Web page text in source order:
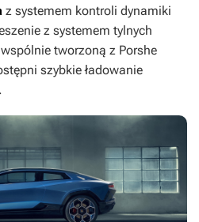
z systemem kontroli dynamiki
z systemem tylnych
tworzoną z Porshe
szybkie ładowanie